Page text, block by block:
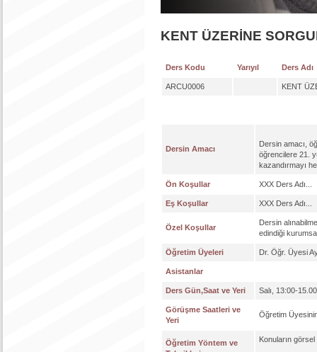
KENT ÜZERİNE
Ders Kodu Yarıyıl Ders Adı
ARCU0006 KENT
Dersin Amacı
Dersin amacı,
öğrencilere 21.
kazandırmayı
Ön Koşullar XXX Ders Adı...
Eş Koşullar XXX Ders Adı...
Özel Koşullar
Dersin
edindiği
Öğretim Üyeleri Dr. Öğr. Üyesi
Asistanlar
Ders Gün,Saat ve Yeri Salı, 13:00-
Görüşme Saatleri ve
Yeri
Öğretim
Öğretim Yöntem ve
Konuların